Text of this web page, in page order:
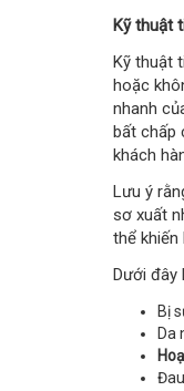
Kỹ thuật
Kỹ thuật
hoặc
nhanh
bất chấp
khách
Lưu ý
sơ xuất
thể khiến
Dưới đây
Bị
Da